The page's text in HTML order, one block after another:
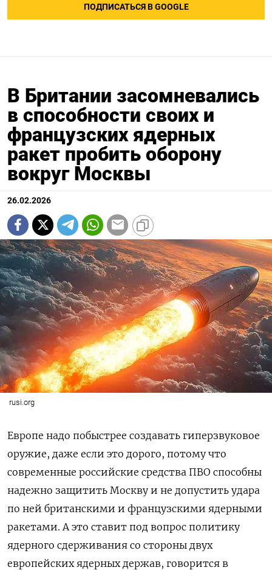
ПОДПИСАТЬСЯ В GOOGLE
В Британии засомневались
в способности своих и
французских ядерных
ракет пробить оборону
вокруг Москвы
26.02.2026
rusi.org
Европе надо побыстрее создавать гиперзвуковое
оружие, даже если это дорого, потому что
современные российские средства ПВО способны
надежно защитить Москву и не допустить удара
по ней британскими и французскими ядерными
ракетами. А это ставит под вопрос политику
ядерного сдерживания со стороны двух
европейских ядерных держав, говорится в